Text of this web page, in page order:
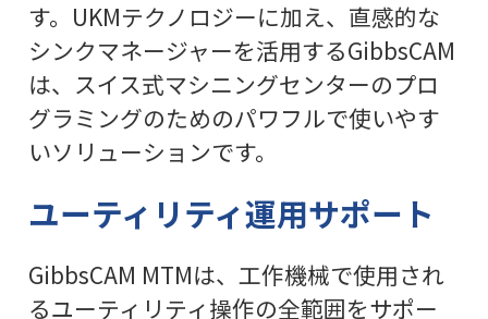
す。UKMテクノロジーに加え、直感的な
シンクマネージャーを活用するGibbsCAM
は、スイス式マシニングセンターのプロ
グラミングのためのパワフルで使いやす
いソリューションです。
ユーティリティ運用サポート
GibbsCAM MTMは、工作機械で使用され
るユーティリティ操作の全範囲をサポー